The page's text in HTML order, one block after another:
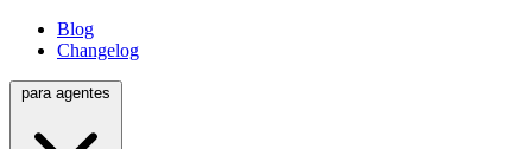
Blog
Changelog